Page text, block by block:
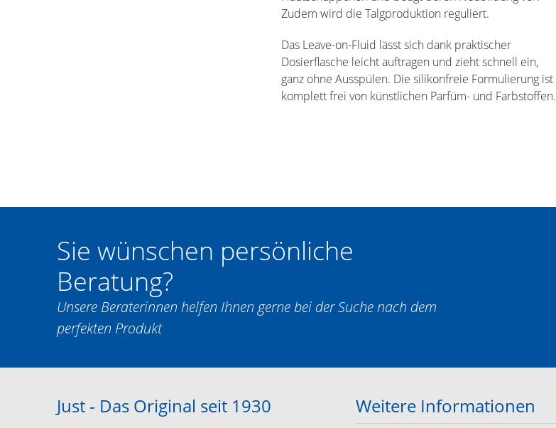
Zudem wird die Talgproduktion reguliert.
Das Leave-on-Fluid lässt sich dank praktischer
Dosierflasche leicht auftragen und zieht schnell ein,
ganz ohne Ausspülen. Die silikonfreie Formulierung ist
komplett frei von künstlichen Parfüm- und Farbstoffen.
Sie wünschen persönliche
Beratung?
Unsere Beraterinnen helfen Ihnen gerne bei der Suche nach dem
perfekten Produkt
Just - Das Original seit 1930 Weitere Informationen